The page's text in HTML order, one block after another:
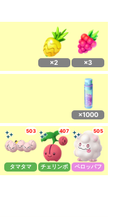
×2 ×3
×1000
503
タマタマ
407
チェリンボ
505
ペロッパフ